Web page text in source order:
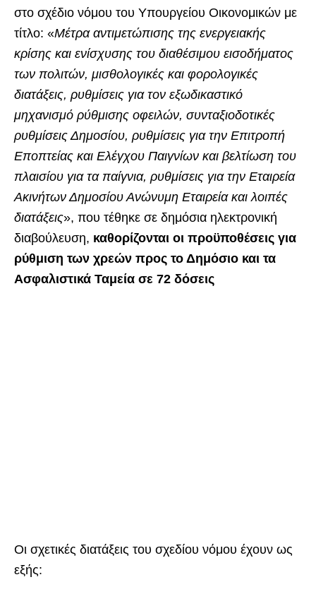
στο σχέδιο νόμου του Υπουργείου Οικονομικών με
τίτλο: «Μέτρα αντιμετώπισης της ενεργειακής
κρίσης και ενίσχυσης του διαθέσιμου εισοδήματος
των πολιτών, μισθολογικές και φορολογικές
διατάξεις, ρυθμίσεις για τον εξωδικαστικό
μηχανισμό ρύθμισης οφειλών, συνταξιοδοτικές
ρυθμίσεις Δημοσίου, ρυθμίσεις για την Επιτροπή
Εποπτείας και Ελέγχου Παιγνίων και βελτίωση του
πλαισίου για τα παίγνια, ρυθμίσεις για την Εταιρεία
Ακινήτων Δημοσίου Ανώνυμη Εταιρεία και λοιπές
διατάξεις», που τέθηκε σε δημόσια ηλεκτρονική
διαβούλευση, καθορίζονται οι προϋποθέσεις για
ρύθμιση των χρεών προς το Δημόσιο και τα
Ασφαλιστικά Ταμεία σε 72 δόσεις
Οι σχετικές διατάξεις του σχεδίου νόμου έχουν ως
εξής: